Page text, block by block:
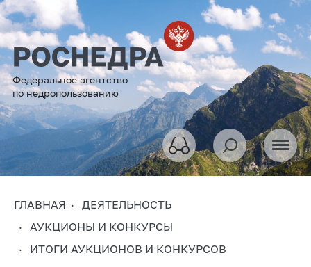
Федеральное агентство
по недропользованию
ГЛАВНАЯ
ДЕЯТЕЛЬНОСТЬ
АУКЦИОНЫ И КОНКУРСЫ
ИТОГИ АУКЦИОНОВ И КОНКУРСОВ